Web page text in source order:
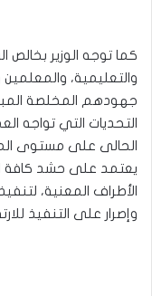
كما توجه الوزير بخالص
والتعليمية،
جهودهم المخلصة
التحديات التي تواجه
الحالى على مستوى
يعتمد على حشد كافة
الأطراف المعنية،
وإصرار على التنفيذ